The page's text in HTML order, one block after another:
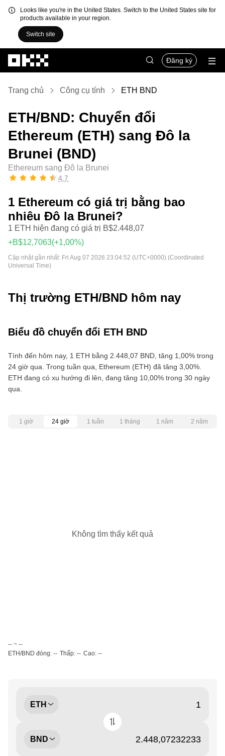
Looks like you're in the United States. Switch to the United States site for
products available in your region.
Switch site
Đăng ký
Trang chủ Công cụ tính ETH BND
ETH/BND: Chuyển đổi
Ethereum (ETH) sang Đô la
Brunei (BND)
Ethereum sang Đô la Brunei
4,7
1 Ethereum có giá trị bằng bao
nhiêu Đô la Brunei?
1 ETH hiện đang có giá trị B$2.448,07
+B$12,7063(+1,00%)
Cập nhật gần nhất: Fri Aug 07 2026 23:04:52 (UTC+0000) (Coordinated
Universal Time)
Thị trường ETH/BND hôm nay
Biểu đồ chuyển đổi ETH BND
Tính đến hôm nay, 1 ETH bằng 2.448,07 BND, tăng 1,00% trong
24 giờ qua. Trong tuần qua, Ethereum (ETH) đã tăng 3,00%.
ETH đang có xu hướng đi lên, đang tăng 10,00% trong 30 ngày
qua.
1 giờ 24 giờ 1 tuần 1 tháng 1 năm 2 năm
Không tìm thấy kết quả
-- ~ --
ETH/BND đóng: -- Thấp: -- Cao: --
ETH
BND